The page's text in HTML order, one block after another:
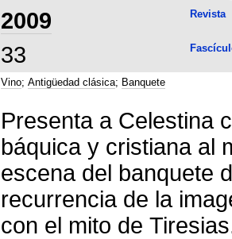
2009 Revista
33
Vino; Antigüedad clásica; Banquete
Presenta a Celestina
báquica y cristiana al
escena del banquete
recurrencia de la
con el mito de